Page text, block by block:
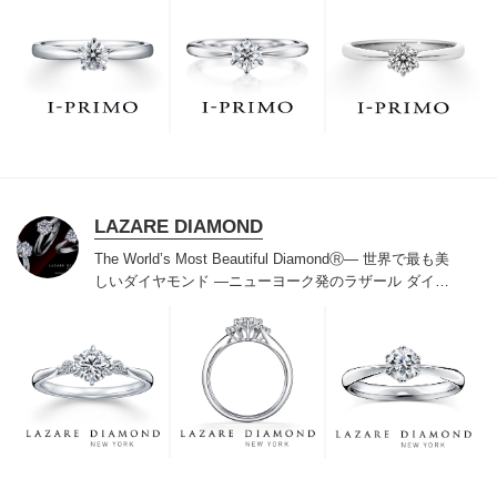
でお待ちしております。リング選びの最初の一歩をご一
緒に。まずは、アイプリモへ。
LAZARE DIAMOND
The World’s Most Beautiful DiamondⓇ― 世界で最も美
しいダイヤモンド ―ニューヨーク発のラザール ダイヤ
られ120年を超えた今もなおダイヤモンドの美しい輝き
にこだわり続けています。私たちの願いは、この生涯変
わらないワン＆オンリーの輝きを幸せの象徴として、い
つも、ずっと、身に着けていただくことです。